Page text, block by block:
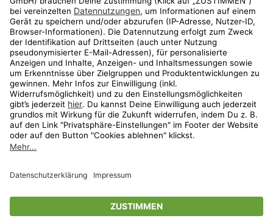
Aktionen
Travel
* Streichpreise entsprechen der unverbindlichen Preisempfehlung des